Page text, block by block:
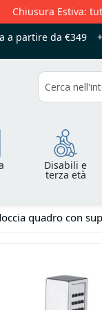
Chiusura Estiva:
a partire da €349
Cerca
Disabili e
terza età
quadro con